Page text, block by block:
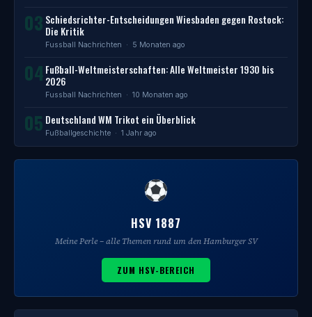
03 Schiedsrichter-Entscheidungen Wiesbaden gegen Rostock:
Die Kritik
Fussball Nachrichten · 5 Monaten ago
04 Fußball-Weltmeisterschaften: Alle Weltmeister 1930 bis
2026
Fussball Nachrichten · 10 Monaten ago
05 Deutschland WM Trikot ein Überblick
Fußballgeschichte · 1 Jahr ago
HSV 1887
Meine Perle – alle Themen rund um den Hamburger SV
ZUM HSV-BEREICH